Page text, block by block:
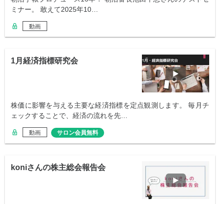
ミナー。 敢えて2025年10…
動画
1月経済指標研究会
株価に影響を与える主要な経済指標を定点観測します。 毎月チ
ェックすることで、経済の流れを先…
動画 サロン会員無料
koniさんの株主総会報告会